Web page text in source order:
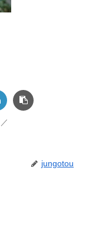
jungotou